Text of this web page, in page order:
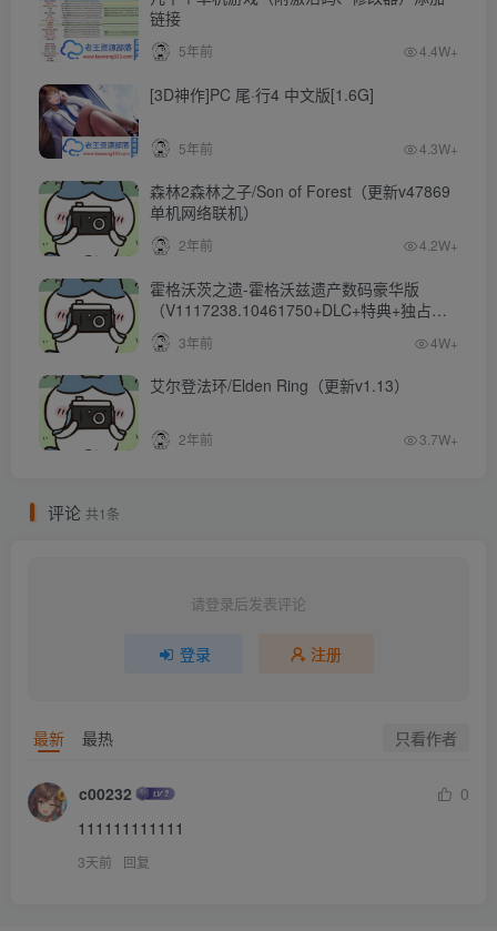
链接
5年前 4.4W+
[3D神作]PC 尾·行4 中文版[1.6G]
5年前 4.3W+
森林2森林之子/Son of Forest（更新v47869
单机网络联机）
2年前 4.2W+
霍格沃茨之遗-霍格沃兹遗产数码豪华版
（V1117238.10461750+DLC+特典+独占内
容）
3年前 4W+
艾尔登法环/Elden Ring（更新v1.13）
2年前 3.7W+
评论 共1条
请登录后发表评论
登录 注册
最新 最热 只看作者
c00232
0
111111111111
3天前 回复